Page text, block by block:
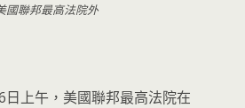
國聯邦最高法院外
上午，美國聯邦最高法院在